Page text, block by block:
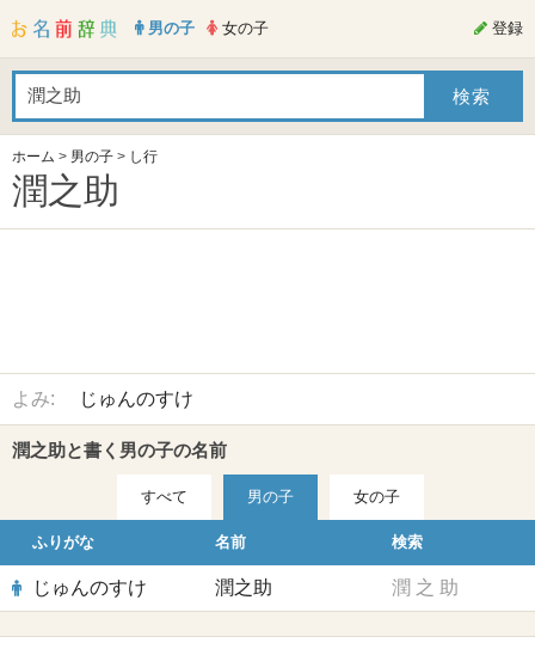
男の子 女の子 登録
ホーム > 男の子 > し行
潤之助
よみ: じゅんのすけ
潤之助と書く男の子の名前
すべて 男の子 女の子
ふりがな 名前 検索
じゅんのすけ 潤之助 潤 之 助